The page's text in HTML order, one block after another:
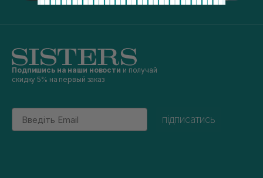
Подпишись на наши новости и получай
скидку 5% на первый заказ
Email
підписатись